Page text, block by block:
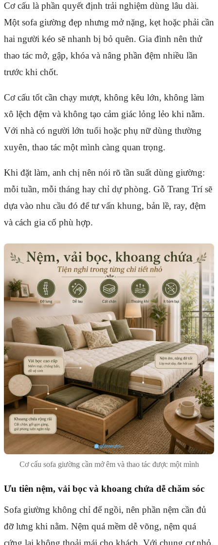
Cơ cấu là phần quyết định trải nghiệm dùng lâu dài.
Một sofa giường đẹp nhưng mở nặng, kẹt hoặc phải cần
hai người kéo sẽ nhanh bị bỏ quên. Gia đình nên thử
thao tác mở, gập, khóa và nâng phần đệm nhiều lần
trước khi chốt.
Cơ cấu tốt cần chạy mượt, không kêu lớn, không làm
xô lệch đệm và không tạo cảm giác lỏng lẻo khi nằm.
Với nhà có người lớn tuổi hoặc phụ nữ dùng thường
xuyên, thao tác một mình càng quan trọng.
Khi đặt làm, anh chị nên nói rõ tần suất dùng giường:
mỗi tuần, mỗi tháng hay chỉ dự phòng. Gỗ Trang Trí sẽ
dựa vào nhu cầu đó để tư vấn khung, bản lề, ray, đệm
và cách gia cố phù hợp.
Cơ cấu sofa giường cần mở êm và thao tác được một mình
Ưu tiên nệm, vải bọc và khoang chứa dễ chăm sóc
Sofa giường không chỉ để ngồi, nên phần nệm cần đủ
đỡ lưng khi nằm. Nệm quá mềm dễ võng, nệm quá
cứng lại không thoải mái cho khách. Với chung cư nhỏ,